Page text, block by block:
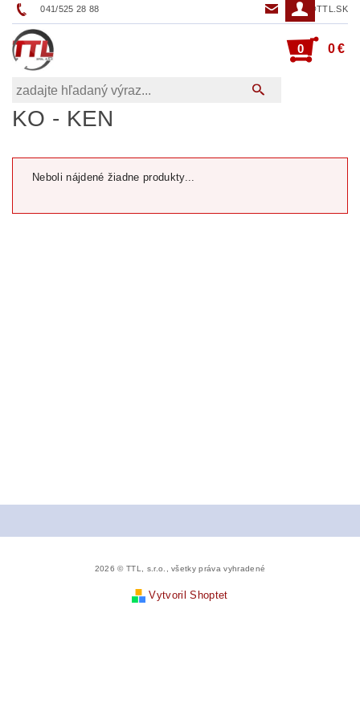
041/525 28 88 TTL@TTL.SK
0 0 €
KO - KEN
Neboli nájdené žiadne produkty...
2026 © TTL, s.r.o., všetky práva vyhradené
Vytvoril Shoptet